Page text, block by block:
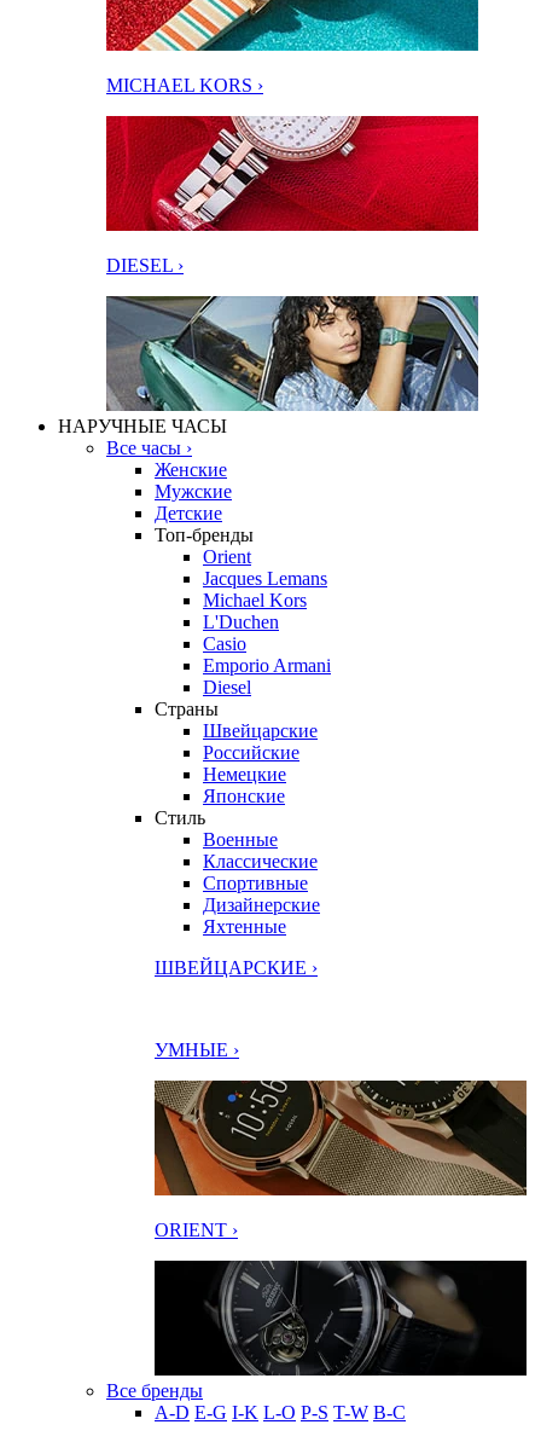
MICHAEL KORS ›
DIESEL ›
НАРУЧНЫЕ ЧАСЫ
Все часы ›
Женские
Мужские
Детские
Топ-бренды
Orient
Jacques Lemans
Michael Kors
L'Duchen
Casio
Emporio Armani
Diesel
Страны
Швейцарские
Российские
Немецкие
Японские
Стиль
Военные
Классические
Спортивные
Дизайнерские
Яхтенные
ШВЕЙЦАРСКИЕ ›
УМНЫЕ ›
ORIENT ›
Все бренды
A-D E-G I-K L-O P-S T-W В-С